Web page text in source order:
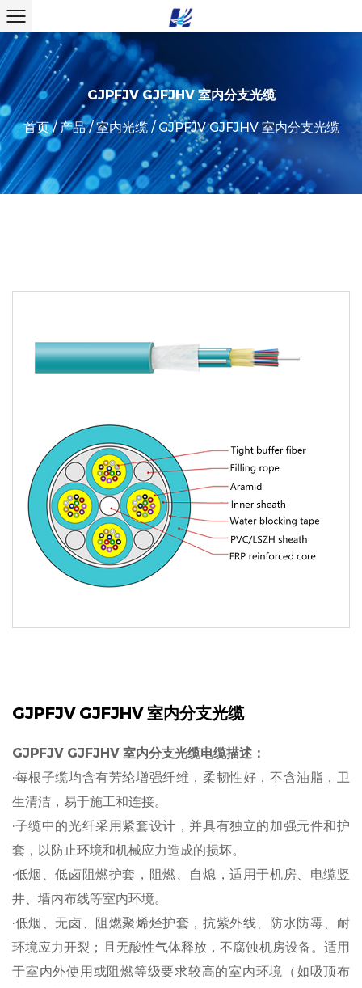
GJPFJV GJFJHV 室内分支光缆
首页/产品/室内光缆/GJPFJV GJFJHV 室内分支光缆
GJPFJV GJFJHV 室内分支光缆
GJPFJV GJFJHV 室内分支光缆电缆描述：
·每根子缆均含有芳纶增强纤维，柔韧性好，不含油脂，卫
生清洁，易于施工和连接。​
·子缆中的光纤采用紧套设计，并具有独立的加强元件和护
套，以防止环境和机械应力造成的损坏。​
·低烟、低卤阻燃护套，阻燃、自熄，适用于机房、电缆竖
井、墙内布线等室内环境。
·低烟、无卤、阻燃聚烯烃护套，抗紫外线、防水防霉、耐
环境应力开裂；且无酸性气体释放，不腐蚀机房设备。适用
于室内外使用或阻燃等级要求较高的室内环境（如吸顶布